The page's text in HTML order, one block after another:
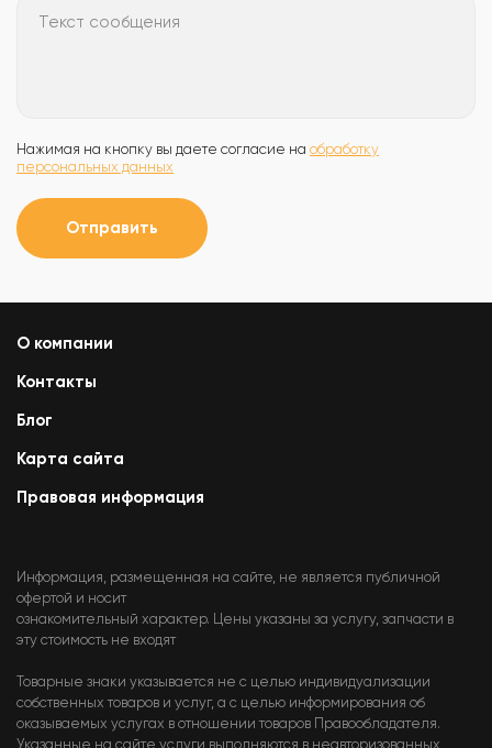
Текст сообщения
Нажимая на кнопку вы даете согласие на обработку
персональных данных
Отправить
О компании
Контакты
Блог
Карта сайта
Правовая информация
Информация, размещенная на сайте, не является публичной
офертой и носит
ознакомительный характер. Цены указаны за услугу, запчасти в
эту стоимость не входят
Товарные знаки указывается не с целью индивидуализации
собственных товаров и услуг, а с целью информирования об
оказываемых услугах в отношении товаров Правообладателя.
Указанные на сайте услуги выполняются в неавторизованных